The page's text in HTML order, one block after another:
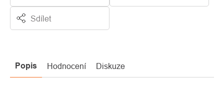
Sdílet
Popis Hodnocení Diskuze